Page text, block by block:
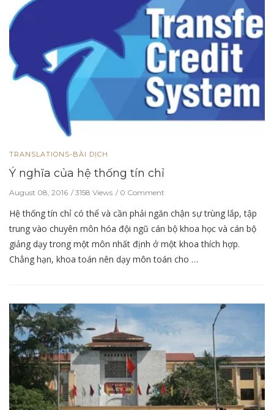
TRANSLATIONS-BÀI DỊCH
Ý nghĩa của hệ thống tín chỉ
August 08, 2016 3158 Views 0 Comment
Hệ thống tín chỉ có thể và cần phải ngăn chận sự trùng lắp, tập
trung vào chuyên môn hóa đội ngũ cán bộ khoa học và cán bộ
giảng dạy trong một môn nhất định ở một khoa thích hợp.
Chẳng hạn, khoa toán nên dạy môn toán cho …